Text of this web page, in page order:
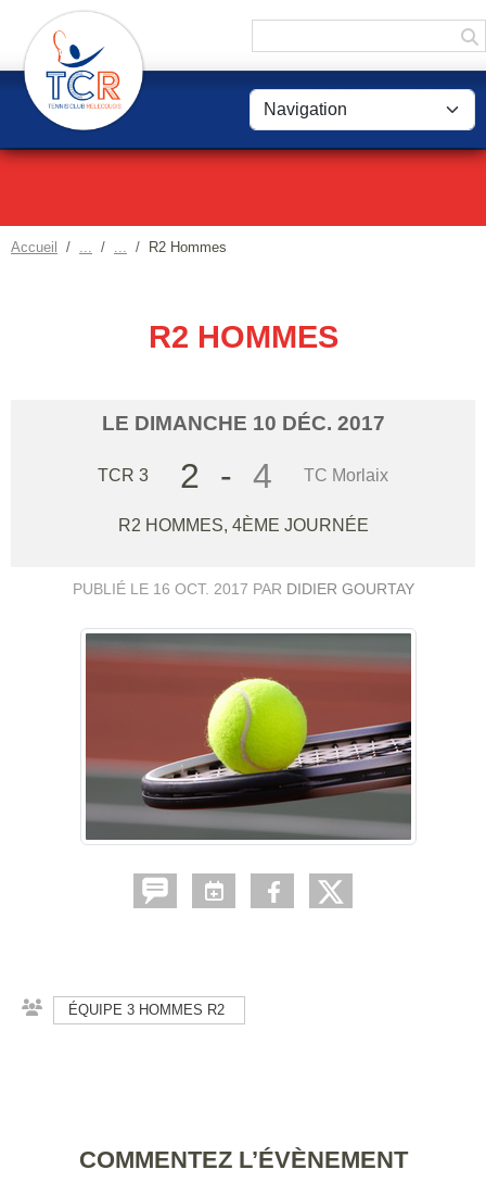
Accueil R2 Hommes
R2 HOMMES
LE DIMANCHE 10 DÉC. 2017
TCR 3 2 - 4 TC Morlaix
R2 HOMMES, 4ÈME JOURNÉE
PUBLIÉ LE 16 OCT. 2017 PAR DIDIER GOURTAY
ÉQUIPE 3 HOMMES R2
COMMENTEZ L’ÉVÈNEMENT
Panneau de gestion des cookies